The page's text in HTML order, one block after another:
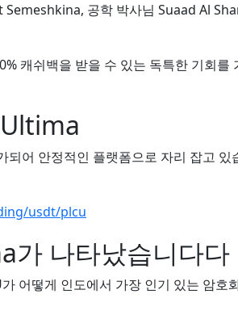
공학 박사님 Suaad Al
캐쉬백을 받을 수 있는 독특한 기회를
어 안정적인 플랫폼으로 자리 잡고 있
usdt/plcu
가 나타났습니다다
어떻게 인도에서 가장 인기 있는 암호